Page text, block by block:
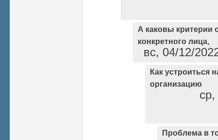
А каковы критерии
конкретного лица,
вс, 04/12/
Как устроиться
организацию
Проблема в